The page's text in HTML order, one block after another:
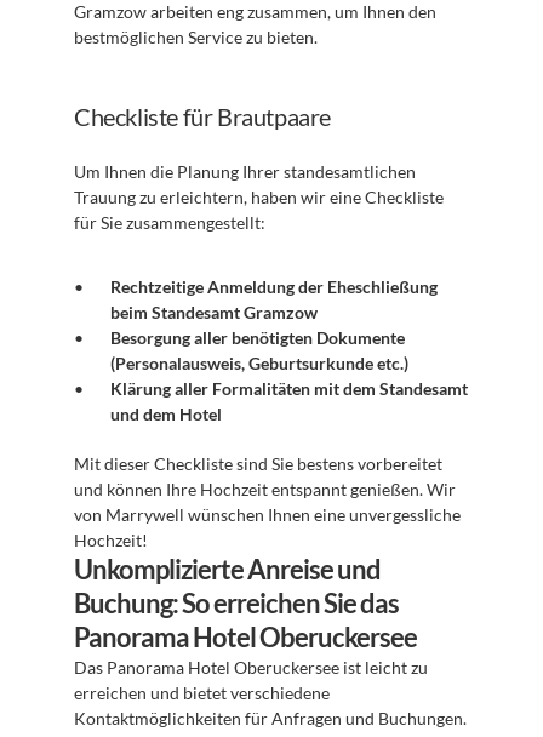
Gramzow arbeiten eng zusammen, um Ihnen den
bestmöglichen Service zu bieten.
Checkliste für Brautpaare
Um Ihnen die Planung Ihrer standesamtlichen
Trauung zu erleichtern, haben wir eine Checkliste
für Sie zusammengestellt:
Rechtzeitige Anmeldung der Eheschließung
beim Standesamt Gramzow
Besorgung aller benötigten Dokumente
(Personalausweis, Geburtsurkunde etc.)
Klärung aller Formalitäten mit dem Standesamt
und dem Hotel
Mit dieser Checkliste sind Sie bestens vorbereitet
und können Ihre Hochzeit entspannt genießen. Wir
von Marrywell wünschen Ihnen eine unvergessliche
Hochzeit!
Unkomplizierte Anreise und
Buchung: So erreichen Sie das
Panorama Hotel Oberuckersee
Das Panorama Hotel Oberuckersee ist leicht zu
erreichen und bietet verschiedene
Kontaktmöglichkeiten für Anfragen und Buchungen.